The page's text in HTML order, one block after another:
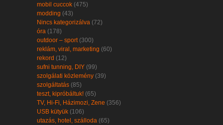
mobil cuccok (475)
modding (43)
Nincs kategorizálva (72)
óra (178)
outdoor – sport(300)
reklám, viral, marketing (60)
rekord (12)
sufni tunning, DIY (99)
szolgálati közlemény (39)
szolgáltatás (85)
teszt, kipróbáltuk! (65)
TV, Hi-Fi, Házimozi, Zene (356)
USB kütyük (106)
utazás, hotel, szálloda (65)